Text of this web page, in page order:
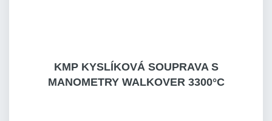
KMP KYSLÍKOVÁ SOUPRAVA S
MANOMETRY WALKOVER 3300°C